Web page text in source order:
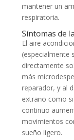
mantener un
respiratoria.
Síntomas de
El aire
(especialmente
directamente
más
reparador, y al
extraño como
continuo
movimientos
sueño ligero.